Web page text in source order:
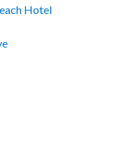
Hotel